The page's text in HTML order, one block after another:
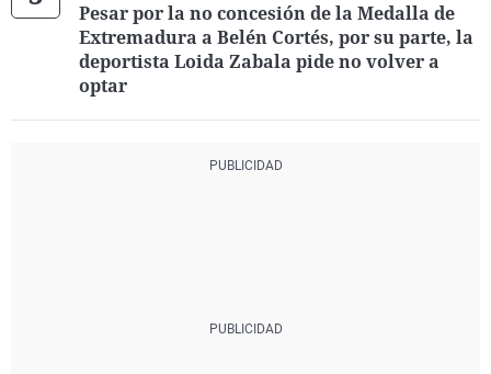
Pesar por la no concesión de la Medalla de
Extremadura a Belén Cortés, por su parte, la
deportista Loida Zabala pide no volver a
optar